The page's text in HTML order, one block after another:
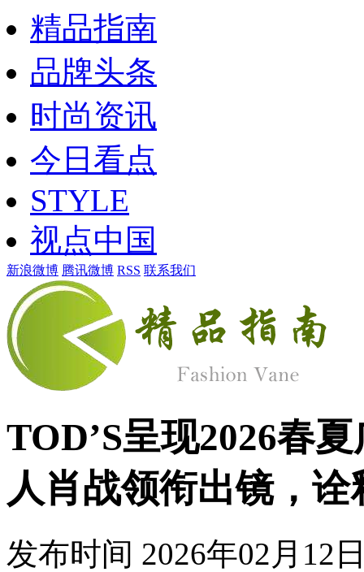
精品指南
品牌头条
时尚资讯
今日看点
STYLE
视点中国
新浪微博 腾讯微博 RSS 联系我们
TOD’S呈现2026春
人肖战领衔出镜，
发布时间 2026年02月